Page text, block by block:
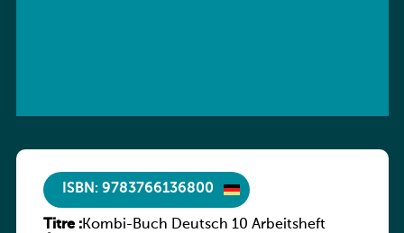
ISBN: 9783766136800
Titre :Kombi-Buch Deutsch 10 Arbeitsheft